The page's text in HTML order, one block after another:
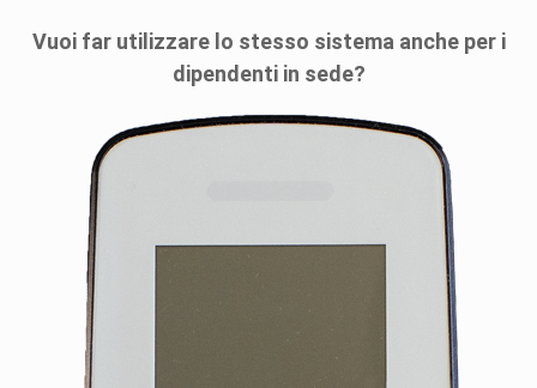
Vuoi far utilizzare lo stesso sistema anche per i
dipendenti in sede?